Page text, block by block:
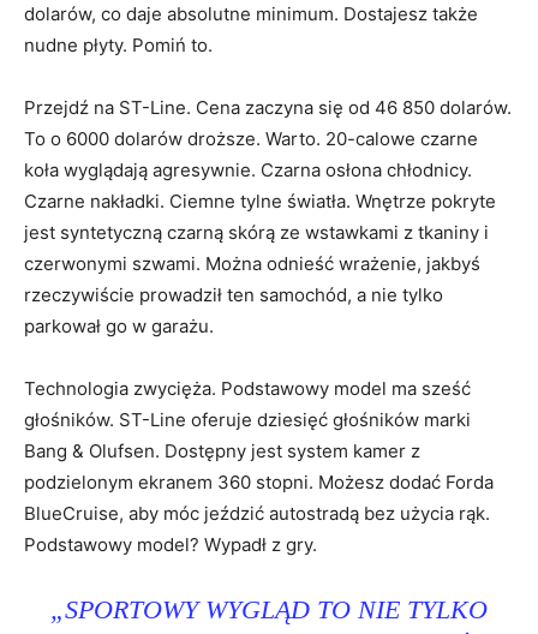
dolarów, co daje absolutne minimum. Dostajesz także
nudne płyty. Pomiń to.
Przejdź na ST-Line. Cena zaczyna się od 46 850 dolarów.
To o 6000 dolarów droższe. Warto. 20-calowe czarne
koła wyglądają agresywnie. Czarna osłona chłodnicy.
Czarne nakładki. Ciemne tylne światła. Wnętrze pokryte
jest syntetyczną czarną skórą ze wstawkami z tkaniny i
czerwonymi szwami. Można odnieść wrażenie, jakbyś
rzeczywiście prowadził ten samochód, a nie tylko
parkował go w garażu.
Technologia zwycięża. Podstawowy model ma sześć
głośników. ST-Line oferuje dziesięć głośników marki
Bang & Olufsen. Dostępny jest system kamer z
podzielonym ekranem 360 stopni. Możesz dodać Forda
BlueCruise, aby móc jeździć autostradą bez użycia rąk.
Podstawowy model? Wypadł z gry.
„SPORTOWY WYGLĄD TO NIE TYLKO